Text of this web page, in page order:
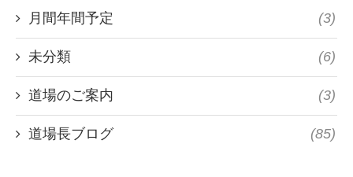
月間年間予定 (3)
未分類 (6)
道場のご案内 (3)
道場長ブログ (85)